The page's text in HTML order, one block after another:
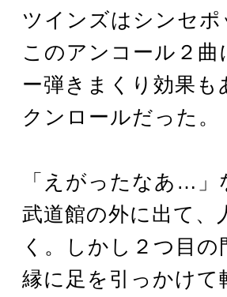
ツインズはシンセ
このアンコール２
ー弾きまくり効果
クンロールだった。
「えがったなあ…
武道館の外に出て、
く。しかし２つ目
縁に足を引っかけ